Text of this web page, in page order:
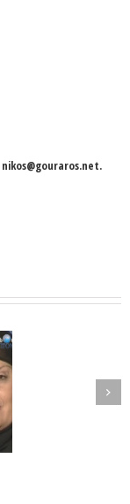
nikos@gouraros.net.